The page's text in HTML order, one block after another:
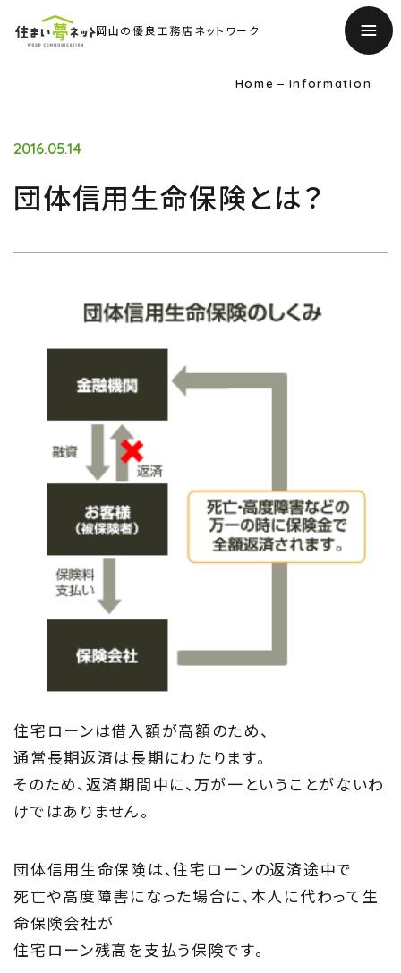
岡山の優良工務店ネットワーク
トップページ
About
住まい夢ネットとは
Concept
ウッド・コミュ二ケーション
Philosophy
私たちの目指す家づくり
Members
Project
私たちの取り組み
Information
家づくりに役立つ情報
Maintenance
家のメンテナンス
じゅうmado
Home Information
2016.05.14
団体信用生命保険とは？
住宅ローンは借入額が高額のため、
通常長期返済は長期にわたります。
そのため、返済期間中に、万が一ということがないわ
けではありません。
団体信用生命保険は、住宅ローンの返済途中で
死亡や高度障害になった場合に、本人に代わって生
命保険会社が
住宅ローン残高を支払う保険です。